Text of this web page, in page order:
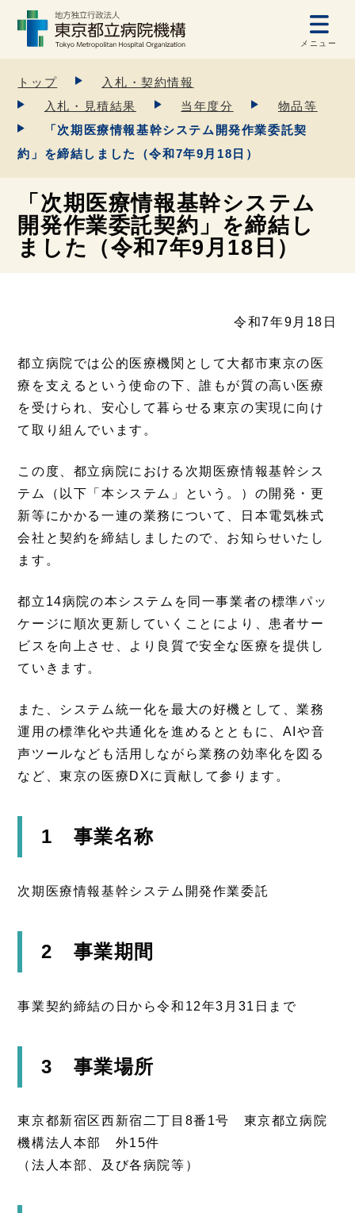
メニュー
トップ
入札・契約情報
入札・見積結果
当年度分
物品等
「次期医療情報基幹システム開発作業委託契
約」を締結しました（令和7年9月18日）
「次期医療情報基幹システム
開発作業委託契約」を締結し
ました（令和7年9月18日）
令和7年9月18日
都立病院では公的医療機関として大都市東京の医
療を支えるという使命の下、誰もが質の高い医療
を受けられ、安心して暮らせる東京の実現に向け
て取り組んでいます。
この度、都立病院における次期医療情報基幹シス
テム（以下「本システム」という。）の開発・更
新等にかかる一連の業務について、日本電気株式
会社と契約を締結しましたので、お知らせいたし
ます。
都立14病院の本システムを同一事業者の標準パッ
ケージに順次更新していくことにより、患者サー
ビスを向上させ、より良質で安全な医療を提供し
ていきます。
また、システム統一化を最大の好機として、業務
運用の標準化や共通化を進めるとともに、AIや音
声ツールなども活用しながら業務の効率化を図る
など、東京の医療DXに貢献して参ります。
1 事業名称
次期医療情報基幹システム開発作業委託
2 事業期間
事業契約締結の日から令和12年3月31日まで
3 事業場所
東京都新宿区西新宿二丁目8番1号 東京都立病院
機構法人本部 外15件
（法人本部、及び各病院等）